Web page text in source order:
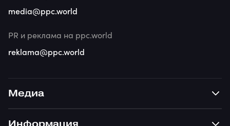
Медиа
media@ppc.world
PR и реклама на ppc.world
reklama@ppc.world